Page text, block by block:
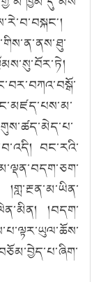
བང་རའི་
།བདག་